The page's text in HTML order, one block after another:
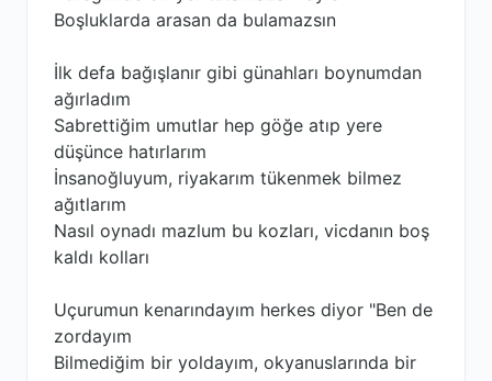
Boşluklarda arasan da bulamazsın
İlk defa bağışlanır gibi günahları boynumdan
ağırladım
Sabrettiğim umutlar hep göğe atıp yere
düşünce hatırlarım
İnsanoğluyum, riyakarım tükenmek bilmez
ağıtlarım
Nasıl oynadı mazlum bu kozları, vicdanın boş
kaldı kolları
Uçurumun kenarındayım herkes diyor "Ben de
zordayım
Bilmediğim bir yoldayım, okyanuslarında bir